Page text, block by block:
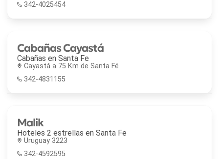
342-4025454
Cabañas Cayastá
Cabañas en Santa Fe
Cayastá a 75 Km de Santa Fé
342-4831155
Malik
Hoteles 2 estrellas en Santa Fe
Uruguay 3223
342-4592595